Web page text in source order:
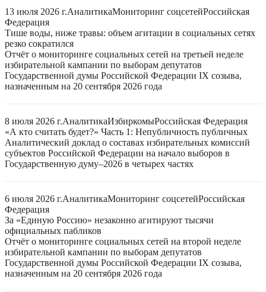
13 июля 2026 г.АналитикаМониторинг соцсетейРоссийская
Федерация
Тише воды, ниже травы: объем агитации в социальных сетях
резко сократился
Отчёт о мониторинге социальных сетей на третьей неделе
избирательной кампании по выборам депутатов
Государственной думы Российской Федерации IX созыва,
назначенным на 20 сентября 2026 года
8 июля 2026 г.АналитикаИзбиркомыРоссийская Федерация
«А кто считать будет?» Часть 1: Непубличность публичных
Аналитический доклад о составах избирательных комиссий
субъектов Российской Федерации на начало выборов в
Государственную думу–2026 в четырех частях
6 июля 2026 г.АналитикаМониторинг соцсетейРоссийская
Федерация
За «Единую Россию» незаконно агитируют тысячи
официальных пабликов
Отчёт о мониторинге социальных сетей на второй неделе
избирательной кампании по выборам депутатов
Государственной думы Российской Федерации IX созыва,
назначенным на 20 сентября 2026 года